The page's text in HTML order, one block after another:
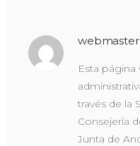
webmaster
Esta
través de la
Consejería
Junta de